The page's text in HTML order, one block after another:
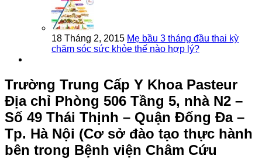
18 Tháng 2, 2015 Mẹ bầu 3 tháng đầu thai kỳ
chăm sóc sức khỏe thế nào hợp lý?
Trường Trung Cấp Y Khoa Pasteur
Địa chỉ Phòng 506 Tầng 5, nhà N2 –
Số 49 Thái Thịnh – Quận Đống Đa –
Tp. Hà Nội (Cơ sở đào tạo thực hành
bên trong Bệnh viện Châm Cứu